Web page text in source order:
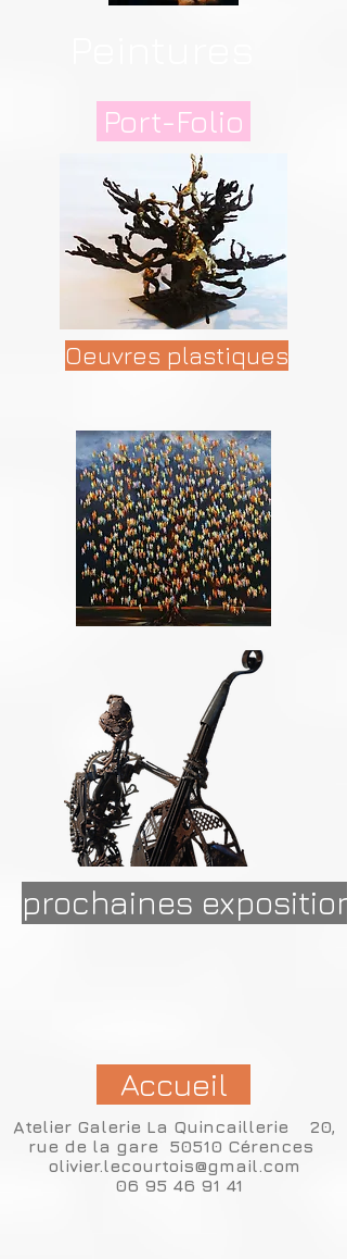
Port-Folio
Oeuvres plastiques
prochaines
Accueil
Atelier Galerie La Quincaillerie 20,
rue de la gare 50510 Cérences
olivier.lecourtois@gmail.com
06 95 46 91 41